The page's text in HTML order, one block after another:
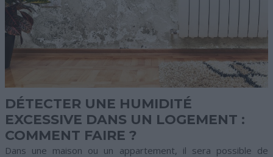
DÉTECTER UNE HUMIDITÉ
EXCESSIVE DANS UN LOGEMENT :
COMMENT FAIRE ?
Dans une maison ou un appartement, il sera possible de